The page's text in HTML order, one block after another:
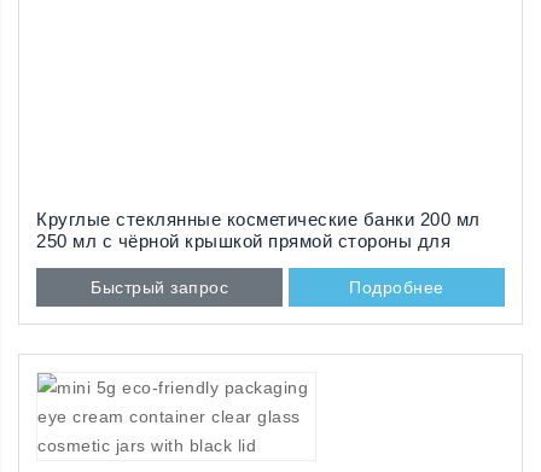
Круглые стеклянные косметические банки 200 мл
250 мл с чёрной крышкой прямой стороны для
Быстрый запрос Подробнее